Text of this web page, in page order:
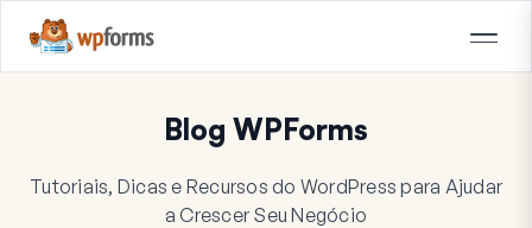
Blog WPForms
Tutoriais, Dicas e Recursos do WordPress para Ajudar
a Crescer Seu Negócio